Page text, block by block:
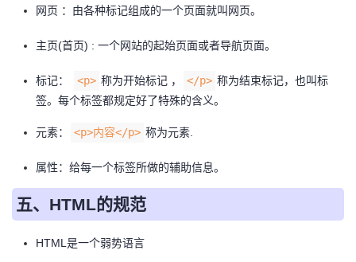
网页 ：由各种标记组成的一个页面就叫网页。
主页(首页) : 一个网站的起始页面或者导航页面。
标记： <p> 称为开始标记 ， </p> 称为结束标记，也叫标
签。每个标签都规定好了特殊的含义。
元素： <p>内容</p> 称为元素.
属性：给每一个标签所做的辅助信息。
五、HTML的规范
HTML是一个弱势语言